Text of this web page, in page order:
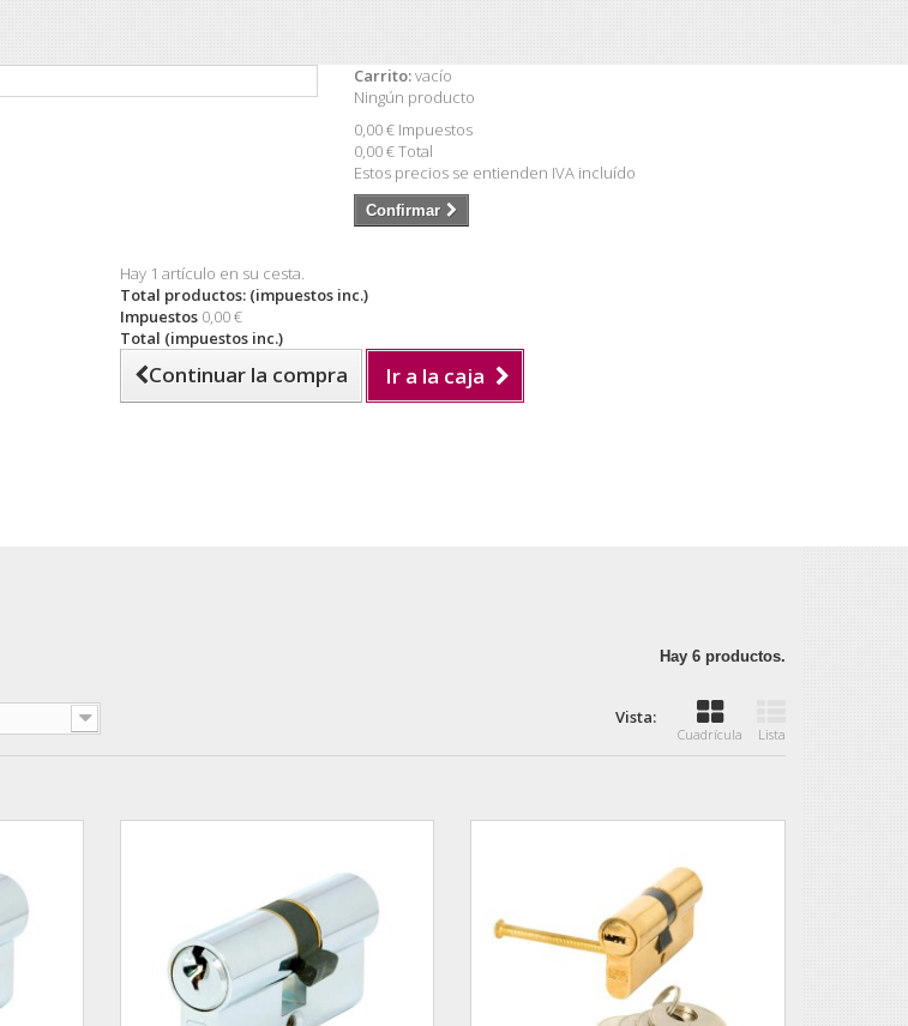
Carrito:vacío
Ningún producto
0,00 € Impuestos
0,00 €Total
Estos precios se entienden IVA incluído
Confirmar
Hay 1 artículo en su cesta.
Total productos: (impuestos inc.)
Impuestos 0,00 €
Total (impuestos inc.)
Continuar la compra Ir a la caja
Hay 6 productos.
Vista:
Cuadrícula Lista